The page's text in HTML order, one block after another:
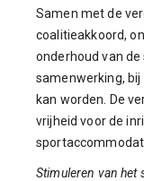
Samen met de
coalitieakkoord,
onderhoud van
samenwerking,
kan worden. De
vrijheid voor de
Stimuleren van het